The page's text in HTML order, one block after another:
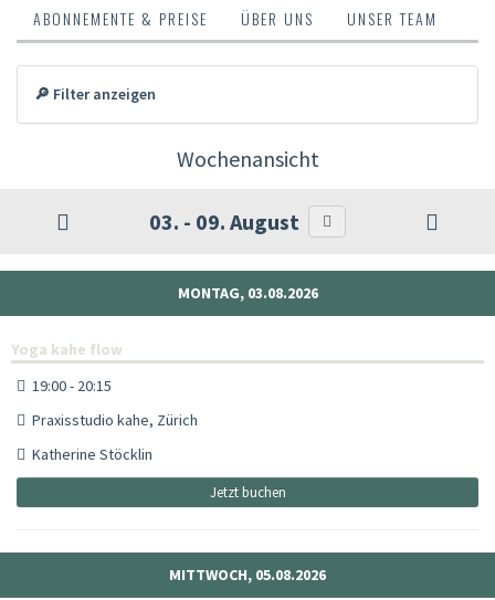
ABONNEMENTE & PREISE
ÜBER UNS UNSER TEAM
🔎 Filter anzeigen
Wochenansicht
03. - 09. August
MONTAG, 03.08.2026
Yoga kahe flow
19:00 - 20:15
Praxisstudio kahe, Zürich
Katherine Stöcklin
Jetzt buchen
MITTWOCH, 05.08.2026